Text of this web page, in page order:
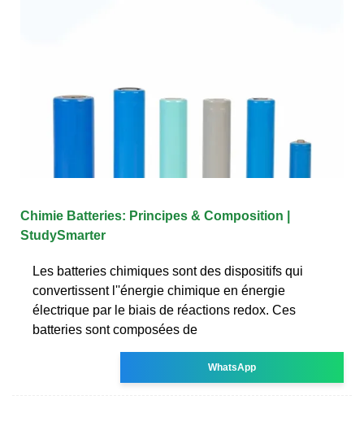
Chimie Batteries: Principes & Composition |
StudySmarter
Les batteries chimiques sont des dispositifs qui
convertissent l''énergie chimique en énergie
électrique par le biais de réactions redox. Ces
batteries sont composées de
WhatsApp